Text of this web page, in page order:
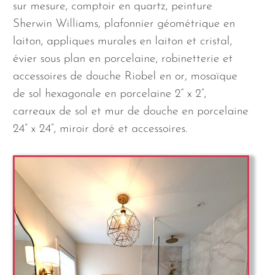
sur mesure, comptoir en quartz, peinture
Sherwin Williams, plafonnier géométrique en
laiton, appliques murales en laiton et cristal,
évier sous plan en porcelaine, robinetterie et
accessoires de douche Riobel en or, mosaïque
de sol hexagonale en porcelaine 2” x 2”,
carreaux de sol et mur de douche en porcelaine
24” x 24”, miroir doré et accessoires.